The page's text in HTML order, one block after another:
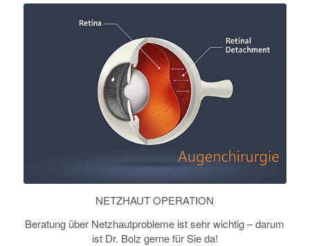
NETZHAUT OPERATION
Beratung über Netzhautprobleme ist sehr wichtig – darum
ist Dr. Bolz gerne für Sie da!